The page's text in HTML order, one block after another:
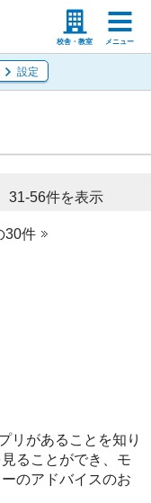
校舎・教室 メニュー
学校の先生
設定
31-56件を表示
30件
リがあることを知り
ることができ、モ
のアドバイスのお